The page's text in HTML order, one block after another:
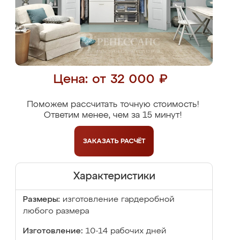
Цена: от 32 000 ₽
Поможем рассчитать точную стоимость!
Ответим менее, чем за 15 минут!
ЗАКАЗАТЬ РАСЧЁТ
Характеристики
Размеры: изготовление гардеробной
любого размера
Изготовление: 10-14 рабочих дней